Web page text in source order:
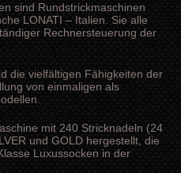
sind Rundstrickmaschinen
LONATI – Italien. Sie alle
Rechnersteuerung der
die vielfältigen Fähigkeiten der
von einmaligen als
mit 240 Stricknadeln (24
und GOLD hergestellt, die
Luxussocken in der